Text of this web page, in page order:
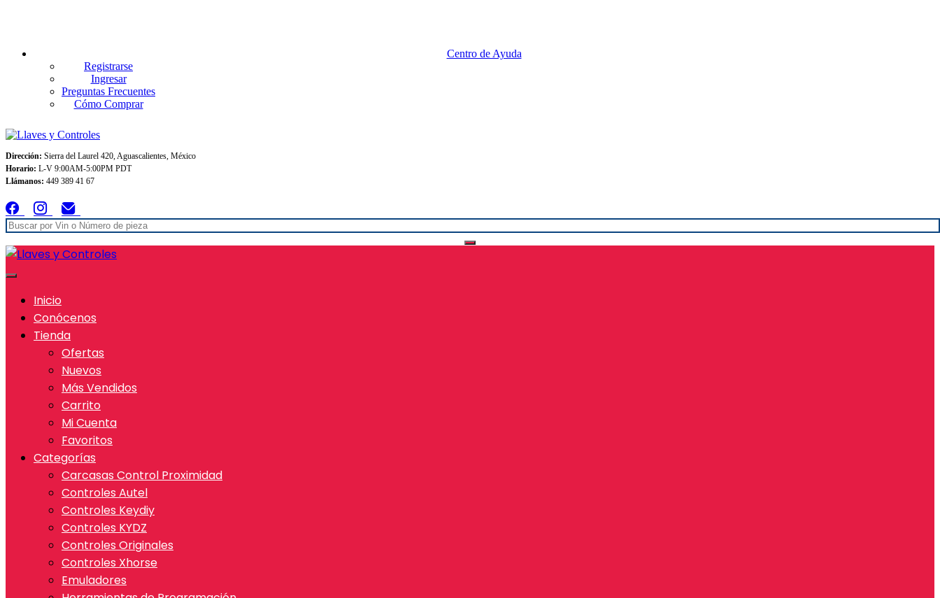
Centro de Ayuda
Registrarse
Ingresar
Preguntas Frecuentes
Cómo Comprar
Dirección: Sierra del Laurel 420, Aguascalientes, México
Horario: L-V 9:00AM-5:00PM PDT
Llámanos: 449 389 41 67
Inicio
Conócenos
Tienda
Ofertas
Nuevos
Más Vendidos
Carrito
Mi Cuenta
Favoritos
Categorías
Carcasas Control Proximidad
Controles Autel
Controles Keydiy
Controles KYDZ
Controles Originales
Controles Xhorse
Emuladores